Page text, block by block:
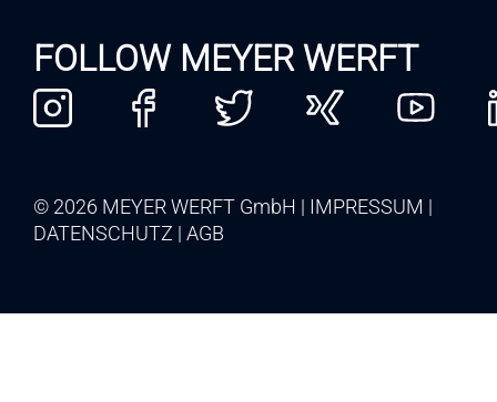
FOLLOW MEYER WERFT
© 2026 MEYER WERFT GmbH
IMPRESSUM
DATENSCHUTZ
AGB